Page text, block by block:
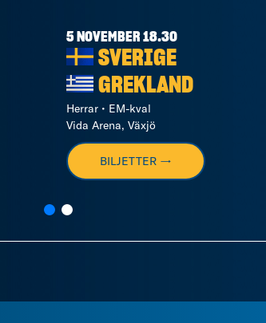
5 NOVEMBER 18.30
SVERIGE
GREKLAND
Herrar • EM-kval
Vida Arena, Växjö
BILJETTER →